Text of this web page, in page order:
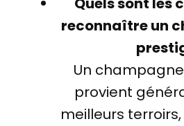
reconnaître un
Un
provient
meilleurs